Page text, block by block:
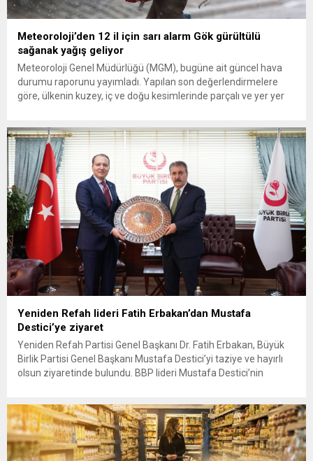
Meteoroloji’den 12 il için sarı alarm Gök gürültülü
sağanak yağış geliyor
Meteoroloji Genel Müdürlüğü (MGM), bugüne ait güncel hava
durumu raporunu yayımladı. Yapılan son değerlendirmelere
göre, ülkenin kuzey, iç ve doğu kesimlerinde parçalı ve yer yer
Kars ve Van olmak üzere toplam 12 ilde yerel...
Yeniden Refah lideri Fatih Erbakan’dan Mustafa
Destici’ye ziyaret
Yeniden Refah Partisi Genel Başkanı Dr. Fatih Erbakan, Büyük
Birlik Partisi Genel Başkanı Mustafa Destici’yi taziye ve hayırlı
olsun ziyaretinde bulundu. BBP lideri Mustafa Destici’nin
başkan seçilmesi nedeniyle hayırlı olsun ziyaretinde bulunan
Erbakan’a, Genel Başkan Yardımcıları...